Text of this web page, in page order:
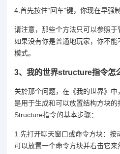
4.首先按住“回车”键，你现在早强
请注意，那些个方法只可以参照于
如果没有你是普通地玩家，你不
模式。
3、 我的世界structure指令怎
关於那个问题，在《我的世界》
是用于生成和可以放置结构方块的
Structure指令的基本步骤：
1.先打开聊天窗口或命令方块：按
可以放置一个命令方块并右击它来